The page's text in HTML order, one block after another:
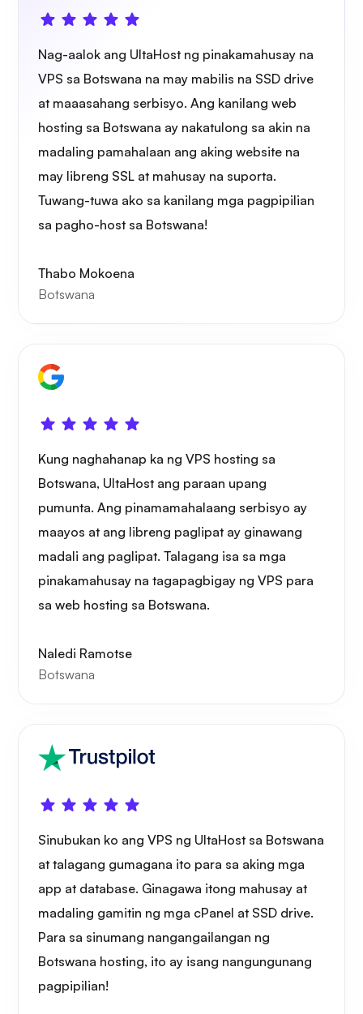
Wireguard
Xray
Portainer
Grafana
Nag-aalok ang UltaHost ng pinakamahusay na
VPS sa Botswana na may mabilis na SSD drive
at maaasahang serbisyo. Ang kanilang web
hosting sa Botswana ay nakatulong sa akin na
madaling pamahalaan ang aking website na
may libreng SSL at mahusay na suporta.
Tuwang-tuwa ako sa kanilang mga pagpipilian
sa pagho-host sa Botswana!
Thabo Mokoena
Botswana
Kung naghahanap ka ng VPS hosting sa
Botswana, UltaHost ang paraan upang
pumunta. Ang pinamamahalaang serbisyo ay
maayos at ang libreng paglipat ay ginawang
madali ang paglipat. Talagang isa sa mga
pinakamahusay na tagapagbigay ng VPS para
sa web hosting sa Botswana.
Naledi Ramotse
Botswana
Sinubukan ko ang VPS ng UltaHost sa Botswana
at talagang gumagana ito para sa aking mga
app at database. Ginagawa itong mahusay at
madaling gamitin ng mga cPanel at SSD drive.
Para sa sinumang nangangailangan ng
Botswana hosting, ito ay isang nangungunang
pagpipilian!